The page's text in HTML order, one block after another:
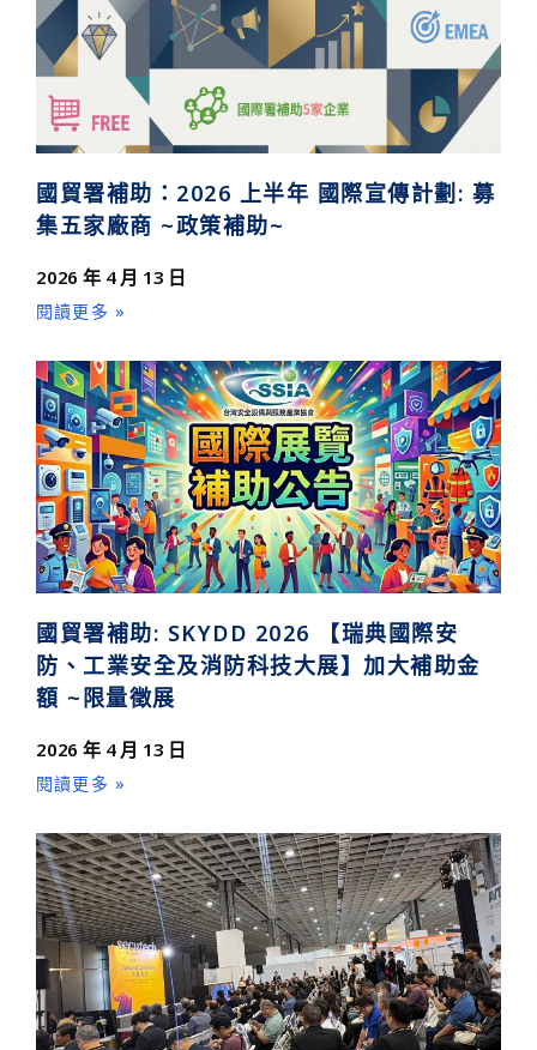
國貿署補助：2026 上半年 國際宣傳計劃: 募
集五家廠商 ~政策補助~
2026 年 4 月 13 日
閱讀更多 »
國貿署補助: SKYDD 2026 【瑞典國際安
防、工業安全及消防科技大展】加大補助金
額 ~限量徵展
2026 年 4 月 13 日
閱讀更多 »